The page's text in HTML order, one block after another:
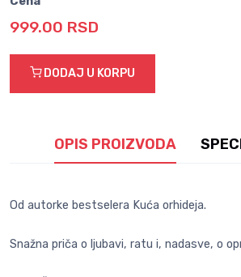
999.00 RSD
DODAJ U KORPU
OPIS PROIZVODA
Od autorke bestselera Kuća orhideja.
Snažna priča o ljubavi, ratu i, nadasve, o